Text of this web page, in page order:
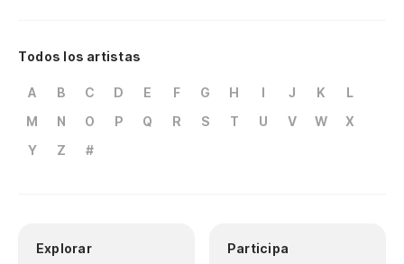
Todos los artistas
A B C D E F G H I J K
L
M
N O P Q R S T U V W
X
Y
Z #
Explorar Participa